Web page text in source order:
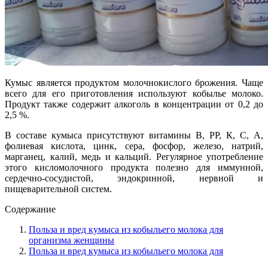
Кумыс является продуктом молочнокислого брожения. Чаще
всего для его приготовления используют кобылье молоко.
Продукт также содержит алкоголь в концентрации от 0,2 до
2,5 %.
В составе кумыса присутствуют витамины В, РР, К, С, А,
фолиевая кислота, цинк, сера, фосфор, железо, натрий,
марганец, калий, медь и кальций. Регулярное употребление
этого кисломолочного продукта полезно для иммунной,
сердечно-сосудистой, эндокринной, нервной и
пищеварительной систем.
Содержание
Польза и вред кумыса из кобыльего молока для
организма женщины
Польза и вред кумыса из кобыльего молока для